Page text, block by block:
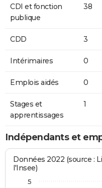
CDI et fonction
publique
38
CDD 3
Intérimaires 0
Emplois aidés 0
Stages et
apprentissages
1
Indépendants et
Données 2022 (source :
l'Insee)
5